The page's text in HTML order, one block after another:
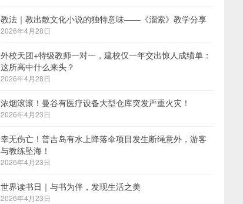
教法｜教出散文化小说的独特意味——《溜索》教学分享
2026年4月28日
外校天团+特级教师一对一，建校仅一年交出惊人成绩单：
这所高中什么来头？
2026年4月28日
浓烟滚滚！曼谷有医疗设备大型仓库突发严重火灾！
2026年4月23日
幸无伤亡！普吉岛有水上降落伞项目发生断绳意外，游客
与教练坠海！
2026年4月23日
世界读书日｜与书为伴，发现生活之美
2026年4月23日